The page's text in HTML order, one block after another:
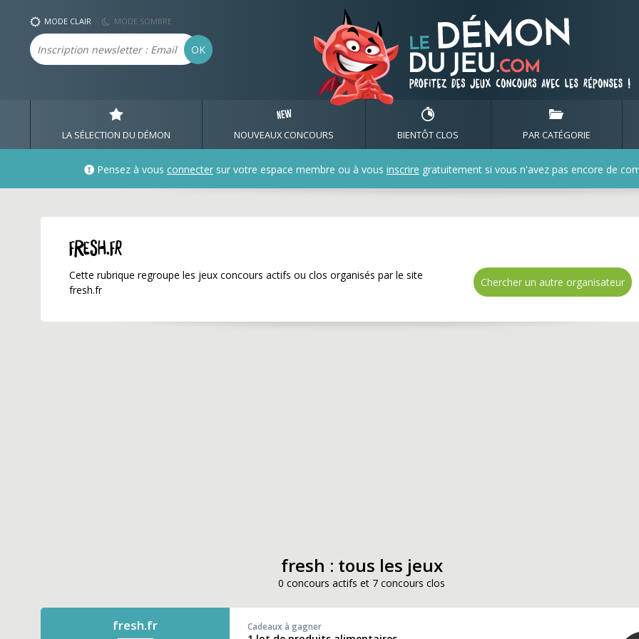
fresh.fr ✅ Gagnez de nombreux cadeaux avec
MODE CLAIR MODE SOMBRE
Email OK
LA SÉLECTION DU DÉMON NOUVEAUX CONCOURS BIENTÔT CLOS PAR CATÉGORIE
Pensez à vous connecter sur votre espace membre ou à vous inscrire gratuitement si vous n'avez pas encore de
fresh.fr
Cette rubrique regroupe les jeux concours actifs ou clos organisés par le site
fresh.fr
Chercher un autre organisateur
fresh : tous les jeux
0 concours actifs et 7 concours clos
fresh.fr Cadeaux à gagner